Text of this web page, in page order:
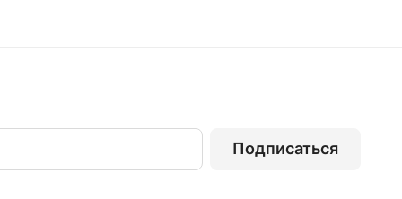
Подписаться